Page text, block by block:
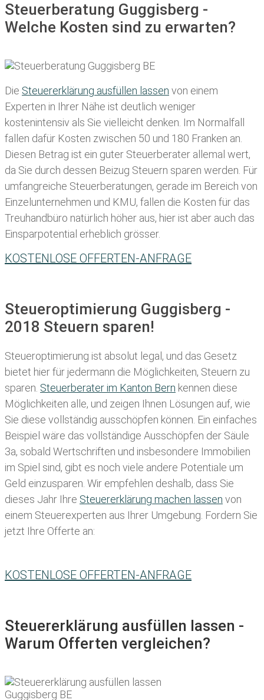
Steuerberatung Guggisberg -
Welche Kosten sind zu erwarten?
Die Steuererklärung ausfüllen lassen von einem
Experten in Ihrer Nähe ist deutlich weniger
kostenintensiv als Sie vielleicht denken. Im Normalfall
fallen dafür Kosten zwischen 50 und 180 Franken an.
Diesen Betrag ist ein guter Steuerberater allemal wert,
da Sie durch dessen Beizug Steuern sparen werden. Für
umfangreiche Steuerberatungen, gerade im Bereich von
Einzelunternehmen und KMU, fallen die Kosten für das
Treuhandbüro natürlich höher aus, hier ist aber auch das
Einsparpotential erheblich grösser.
KOSTENLOSE OFFERTEN-ANFRAGE
Steueroptimierung Guggisberg -
2018 Steuern sparen!
Steueroptimierung ist absolut legal, und das Gesetz
bietet hier für jedermann die Möglichkeiten, Steuern zu
sparen. Steuerberater im K anton Bern kennen diese
Möglichkeiten alle, und zeigen Ihnen Lösungen auf, wie
Sie diese vollständig ausschöpfen können. Ein einfaches
Beispiel wäre das vollständige Ausschöpfen der Säule
3a, sobald Wertschriften und insbesondere Immobilien
im Spiel sind, gibt es noch viele andere Potentiale um
Geld einzusparen. Wir empfehlen deshalb, dass Sie
dieses Jahr Ihre Steuererklärung machen lassen von
einem Steuerexperten aus Ihrer Umgebung. Fordern Sie
jetzt Ihre Offerte an:
KOSTENLOSE OFFERTEN-ANFRAGE
Steuererklärung ausfüllen lassen -
Warum Offerten vergleichen?